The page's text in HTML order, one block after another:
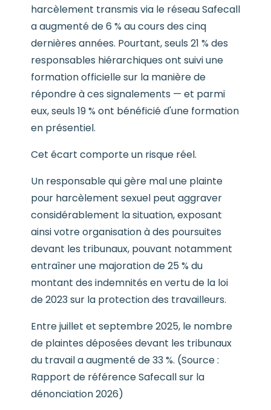
harcèlement transmis via le réseau Safecall
a augmenté de 6 % au cours des cinq
dernières années. Pourtant, seuls 21 % des
responsables hiérarchiques ont suivi une
formation officielle sur la manière de
répondre à ces signalements — et parmi
eux, seuls 19 % ont bénéficié d'une formation
en présentiel.
Cet écart comporte un risque réel.
Un responsable qui gère mal une plainte
pour harcèlement sexuel peut aggraver
considérablement la situation, exposant
ainsi votre organisation à des poursuites
devant les tribunaux, pouvant notamment
entraîner une majoration de 25 % du
montant des indemnités en vertu de la loi
de 2023 sur la protection des travailleurs.
Entre juillet et septembre 2025, le nombre
de plaintes déposées devant les tribunaux
du travail a augmenté de 33 %. (Source :
Rapport de référence Safecall sur la
dénonciation 2026)